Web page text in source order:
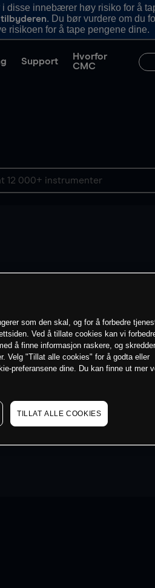
disse innebærer høy risiko for å
. Du bør vurdere om du
risikoen for å tape pengene dine.
Support
Hvorfor
CMC
som den skal, og for å forbedre
Ved å tillate cookies kan vi
å finne informasjon raskere, og
Velg "Tillat alle cookies" for å godta eller
preferansene dine. Du kan finne ut mer
TILLAT ALLE COOKIES